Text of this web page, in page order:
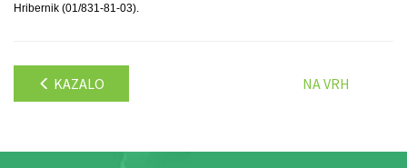
Hribernik (01/831-81-03).
KAZALO NA VRH